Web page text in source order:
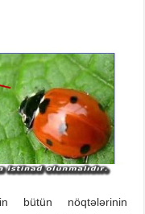
bütün nöqtələrinin